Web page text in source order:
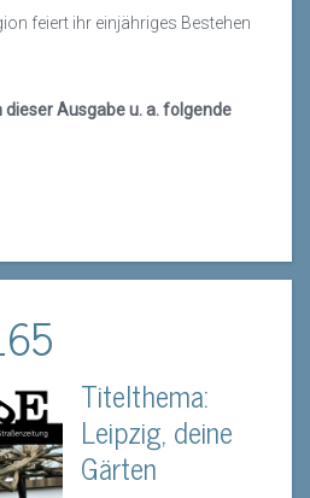
feiert ihr einjähriges Bestehen
Ausgabe u. a. folgende
Titelthema:
Leipzig, deine
Gärten